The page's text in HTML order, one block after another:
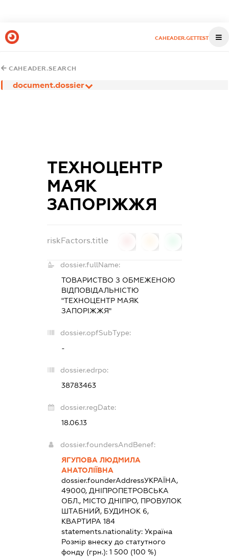
CAHEADER.GETTEST
CAHEADER.SEARCH
document.dossier
ТЕХНОЦЕНТР
МАЯК
ЗАПОРІЖЖЯ
riskFactors.title
dossier.fullName:
ТОВАРИСТВО З ОБМЕЖЕНОЮ
ВІДПОВІДАЛЬНІСТЮ
"ТЕХНОЦЕНТР МАЯК
ЗАПОРІЖЖЯ"
dossier.opfSubType:
-
dossier.edrpo:
38783463
dossier.regDate:
18.06.13
dossier.foundersAndBenef:
ЯГУПОВА ЛЮДМИЛА
АНАТОЛІЇВНА
dossier.founderAddressУКРАЇНА,
49000, ДНІПРОПЕТРОВСЬКА
ОБЛ., МІСТО ДНІПРО, ПРОВУЛОК
ШТАБНИЙ, БУДИНОК 6,
КВАРТИРА 184
statements.nationality:Україна
Розмір внеску до статутного
фонду (грн.):1 500 (100 %)